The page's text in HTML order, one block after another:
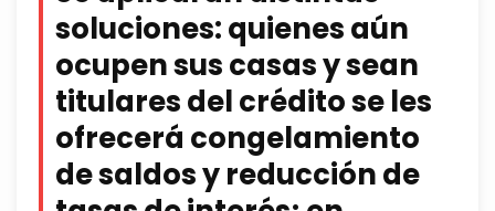
soluciones: quienes aún
ocupen sus casas y sean
titulares del crédito se les
ofrecerá congelamiento
de saldos y reducción de